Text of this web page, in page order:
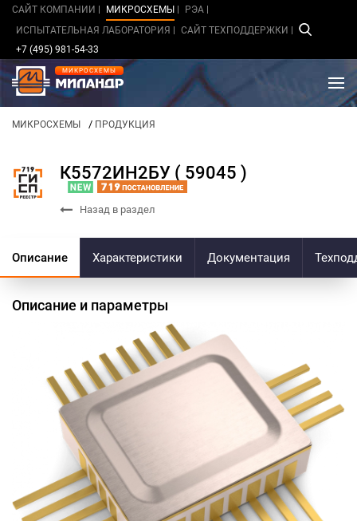
САЙТ КОМПАНИИ МИКРОСХЕМЫ
РЭА
ИСПЫТАТЕЛЬНАЯ ЛАБОРАТОРИЯ
САЙТ ТЕХПОДДЕРЖКИ
+7 (495) 981-54-33
МИКРОСХЕМЫ
МИКРОСХЕМЫ / ПРОДУКЦИЯ
К5572ИН2БУ ( 59045 )
Назад в раздел
Описание Характеристики Документация
Описание и параметры